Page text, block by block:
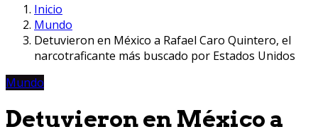
Inicio
Mundo
Detuvieron en México a Rafael Caro Quintero, el
narcotraficante más buscado por Estados Unidos
Mundo
Detuvieron en México a